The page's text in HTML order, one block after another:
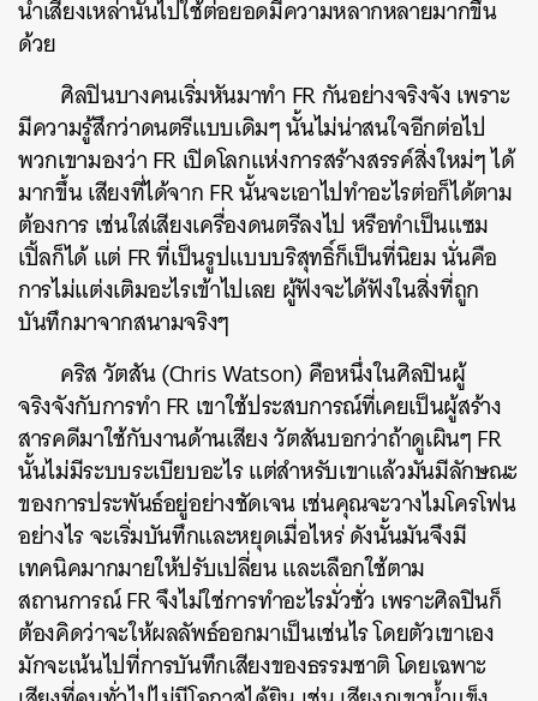
นำเสียงเหล่านั้นไปใช้ต่อยอดมีความหลากหลายมากขึ้น
ด้วย
ศิลปินบางคนเริ่มหันมาทำ FR กันอย่างจริงจัง เพราะ
มีความรู้สึกว่าดนตรีแบบเดิมๆ นั้นไม่น่าสนใจอีกต่อไป
พวกเขามองว่า FR เปิดโลกแห่งการสร้างสรรค์สิ่งใหม่ๆ ได้
มากขึ้น เสียงที่ได้จาก FR นั้นจะเอาไปทำอะไรต่อก็ได้ตาม
ต้องการเช่นใส่เสียงเครื่องดนตรีลงไป หรือทำเป็นแซม
เปิ้ลก็ได้ แต่ FR ที่เป็นรูปแบบบริสุทธิ์ก็เป็นที่นิยม นั่นคือ
การไม่แต่งเติมอะไรเข้าไปเลย ผู้ฟังจะได้ฟังในสิ่งที่ถูก
บันทึกมาจากสนามจริงๆ
คริส วัตสัน (Chris Watson) คือหนึ่งในศิลปินผู้
จริงจังกับการทำ FR เขาใช้ประสบการณ์ที่เคยเป็นผู้สร้าง
สารคดีมาใช้กับงานด้านเสียง วัตสันบอกว่าถ้าดูเผินๆ FR
นั้นไม่มีระบบระเบียบอะไร แต่สำหรับเขาแล้วมันมีลักษณะ
ของการประพันธ์อยู่อย่างชัดเจน เช่นคุณจะวางไมโครโฟน
อย่างไร จะเริ่มบันทึกและหยุดเมื่อไหร่ ดังนั้นมันจึงมี
เทคนิคมากมายให้ปรับเปลี่ยน และเลือกใช้ตาม
สถานการณ์FR จึงไม่ใช่การทำอะไรมั่วซั่ว เพราะศิลปินก็
ต้องคิดว่าจะให้ผลลัพธ์ออกมาเป็นเช่นไร โดยตัวเขาเอง
มักจะเน้นไปที่การบันทึกเสียงของธรรมชาติ โดยเฉพาะ